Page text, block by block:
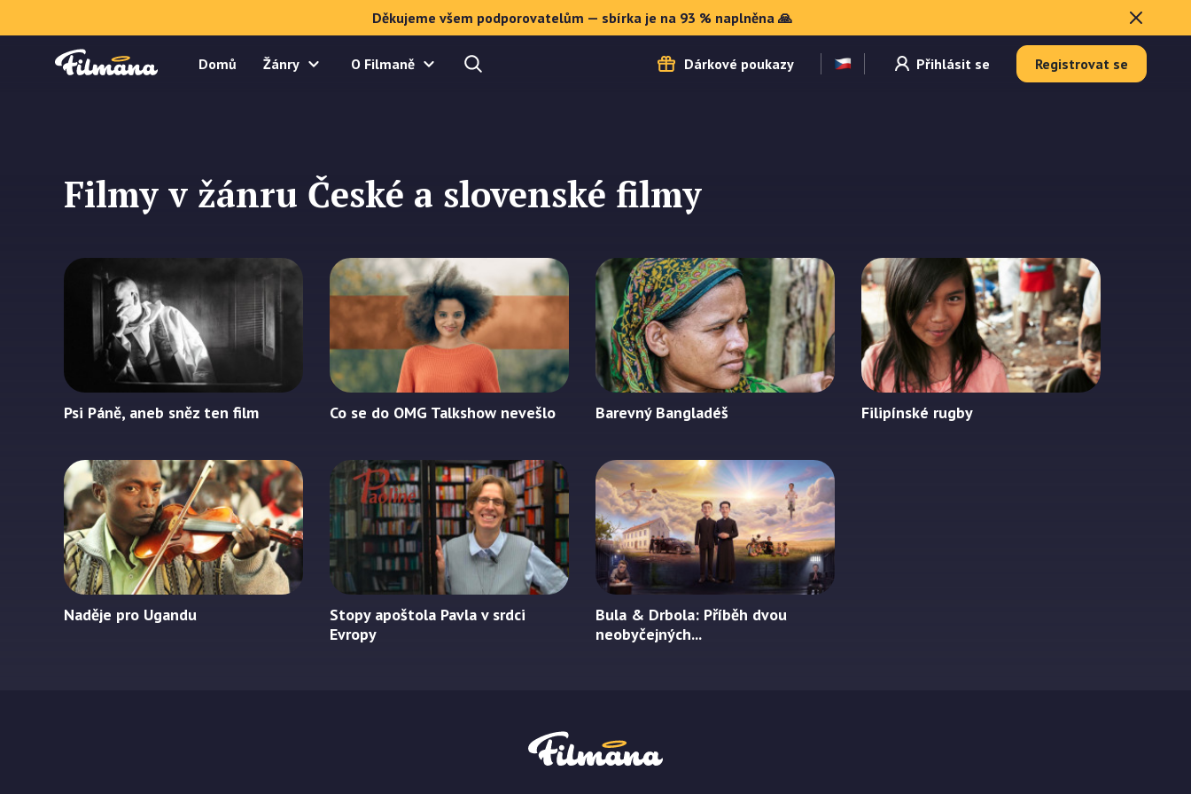
Děkujeme všem podporovatelům — sbírka je na 93 % naplněna 🙏
Domů Žánry O Filmaně Dárkové poukazy Přihlásit se Registrovat se
Filmy v žánru České a slovenské filmy
Psi Páně, aneb sněz ten film Co se do OMG Talkshow nevešlo Barevný Bangladéš Filipínské rugby
Naděje pro Ugandu
Stopy apoštola Pavla v srdci
Evropy
Bula & Drbola: Příběh dvou
neobyčejných...